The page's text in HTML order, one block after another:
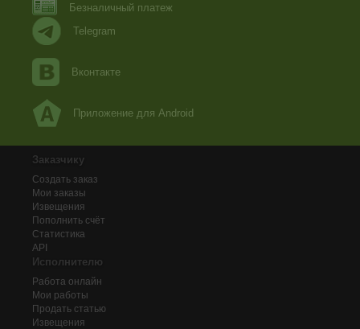
Безналичный платеж
Telegram
Вконтакте
Приложение для Android
Заказчику
Создать заказ
Мои заказы
Извещения
Пополнить счёт
Статистика
API
Исполнителю
Работа онлайн
Мои работы
Продать статью
Извещения